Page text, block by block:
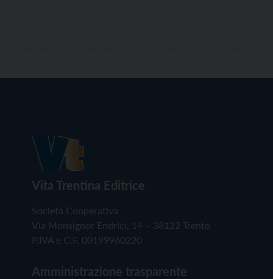
Vita Trentina Editrice
Società Cooperativa
Via Monsignor Endrici, 14 – 38122 Trento
P.IVA e C.F. 00199960220
Amministrazione trasparente